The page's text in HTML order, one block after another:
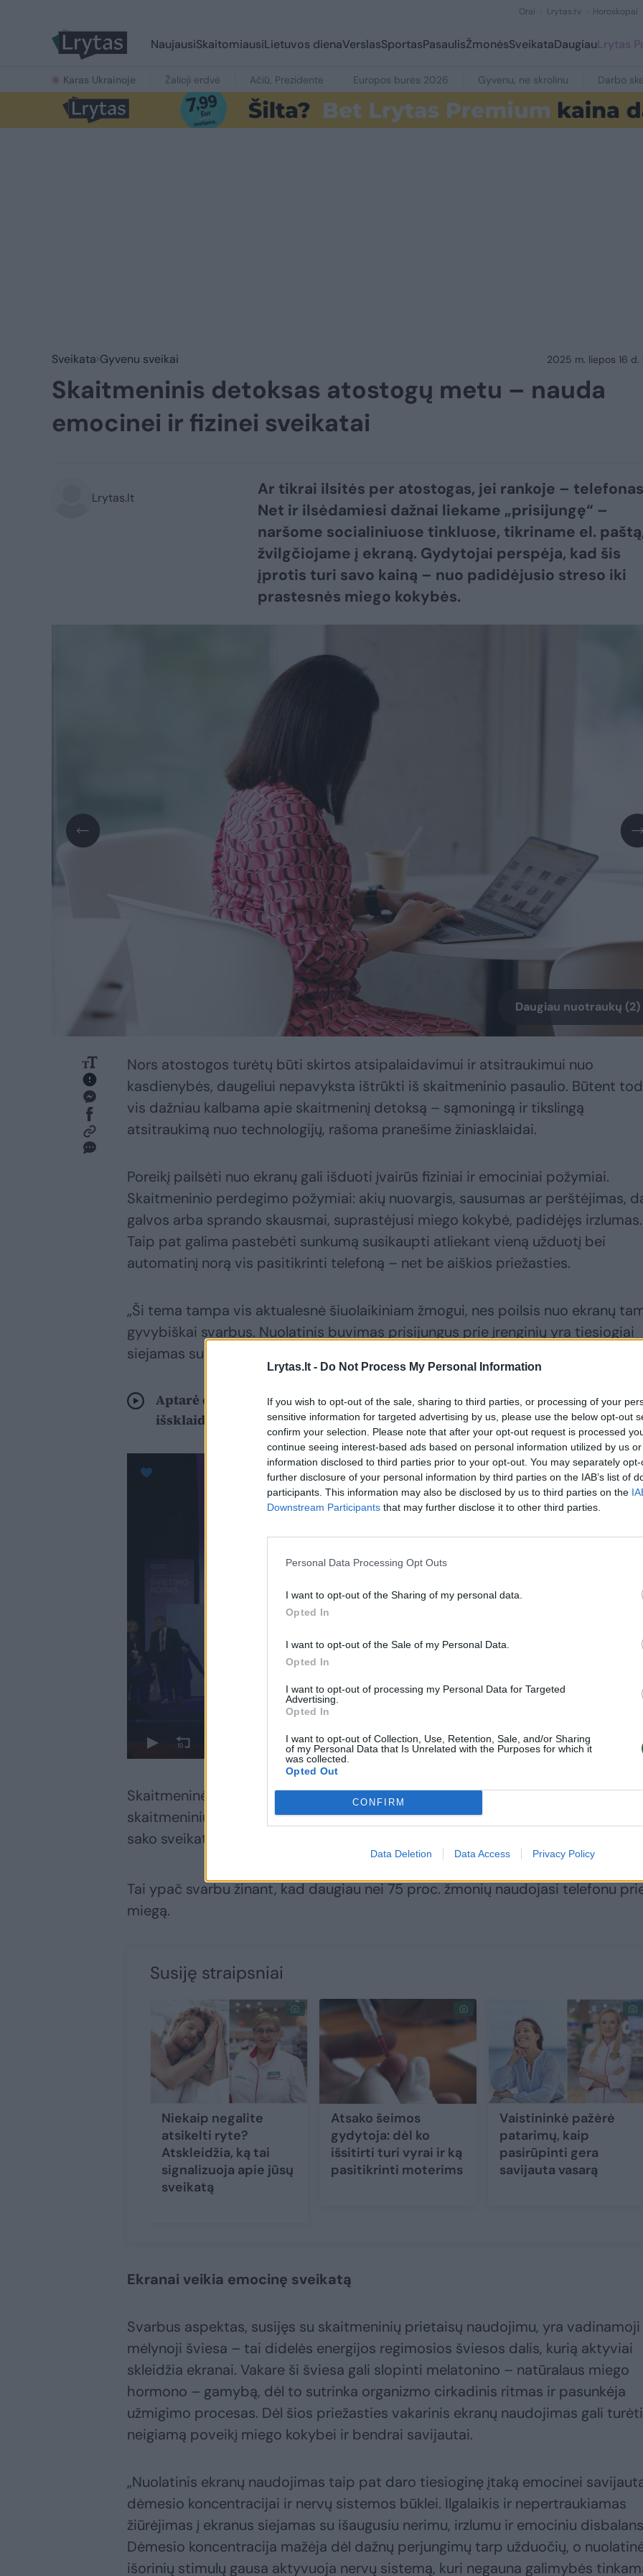
Lrytas.lt - Do Not Process My Personal Information
If you wish to opt-out of the sale, sharing to third parties, or processing of your
sensitive information for targeted advertising by us, please use the below opt-out
confirm your selection. Please note that after your opt-out request is processed
continue seeing interest-based ads based on personal information utilized by us
information disclosed to third parties prior to your opt-out. You may separately
further disclosure of your personal information by third parties on the IAB’s list of
participants. This information may also be disclosed by us to third parties on the
Downstream Participants that may further disclose it to other third parties.
Personal Data Processing Opt Outs
I want to opt-out of the Sharing of my personal data.
Opted In
I want to opt-out of the Sale of my Personal Data.
Opted In
I want to opt-out of processing my Personal Data for Targeted
Advertising.
Opted In
I want to opt-out of Collection, Use, Retention, Sale, and/or Sharing
of my Personal Data that Is Unrelated with the Purposes for which it
was collected.
Opted Out
CONFIRM
Data Deletion Data Access Privacy Policy
Orai Lrytas.tv Horoskopai
NaujausiSkaitomiausiLietuvos dienaVerslasSportasPasaulisŽmonėsSveikataDaugiauLrytas
Karas Ukrainoje Žalioji erdvė Ačiū, Prezidente Europos burės 2026 Gyvenu, ne skrolinu Darbo
Sveikata Gyvenu sveikai 2025 m. liepos 16 d.
Skaitmeninis detoksas atostogų metu – nauda
emocinei ir fizinei sveikatai
Lrytas.lt
Ar tikrai ilsitės per atostogas, jei rankoje –
Net ir ilsėdamiesi dažnai liekame „prisijungę“ –
naršome socialiniuose tinkluose, tikriname el.
žvilgčiojame į ekraną. Gydytojai perspėja, kad šis
įprotis turi savo kainą – nuo padidėjusio streso iki
prastesnės miego kokybės.
Daugiau nuotraukų (2)
Nors atostogos turėtų būti skirtos atsipalaidavimui ir atsitraukimui nuo
kasdienybės, daugeliui nepavyksta ištrūkti iš skaitmeninio pasaulio. Būtent
vis dažniau kalbama apie skaitmeninį detoksą – sąmoningą ir tikslingą
atsitraukimą nuo technologijų, rašoma pranešime žiniasklaidai.
Poreikį pailsėti nuo ekranų gali išduoti įvairūs fiziniai ir emociniai požymiai.
Skaitmeninio perdegimo požymiai: akių nuovargis, sausumas ar perštėjimas,
galvos arba sprando skausmai, suprastėjusi miego kokybė, padidėjęs irzlumas.
Taip pat galima pastebėti sunkumą susikaupti atliekant vieną užduotį bei
automatinį norą vis pasitikrinti telefoną – net be aiškios priežasties.
„Ši tema tampa vis aktualesnė šiuolaikiniam žmogui, nes poilsis nuo ekranų
gyvybiškai svarbus. Nuolatinis buvimas prisijungus prie įrenginių yra tiesiogiai
siejamas su padidėjusiu stresu, nerimu ir prastesne miego kokybe.
Aptarė emocinio intelekto ugdymą ir saugumą: neužtikrintumą galima
išsklaidyti veikiant
Skaitmeninės higienos įpročiai padeda atkurti psichologinę pusiausvyrą
skaitmeninių dirgiklių perpildytame pasaulyje, taip saugant emocinę gerovę”, –
sako sveikatos sprendimų centro „Antėja“ neurologė Indrė Jasienė.
Tai ypač svarbu žinant, kad daugiau nei 75 proc. žmonių naudojasi telefonu
miegą.
Susiję straipsniai
Niekaip negalite
atsikelti ryte?
Atskleidžia, ką tai
signalizuoja apie jūsų
sveikatą
Atsako šeimos
gydytoja: dėl ko
išsitirti turi vyrai ir ką
pasitikrinti moterims
Vaistininkė pažėrė
patarimų, kaip
pasirūpinti gera
savijauta vasarą
Ekranai veikia emocinę sveikatą
Svarbus aspektas, susijęs su skaitmeninių prietaisų naudojimu, yra vadinamoji
mėlynoji šviesa – tai didelės energijos regimosios šviesos dalis, kurią aktyviai
skleidžia ekranai. Vakare ši šviesa gali slopinti melatonino – natūralaus miego
hormono – gamybą, dėl to sutrinka organizmo cirkadinis ritmas ir pasunkėja
užmigimo procesas. Dėl šios priežasties vakarinis ekranų naudojimas gali turėti
neigiamą poveikį miego kokybei ir bendrai savijautai.
„Nuolatinis ekranų naudojimas taip pat daro tiesioginę įtaką emocinei
dėmesio koncentracijai ir nervų sistemos būklei. Ilgalaikis ir nepertraukiamas
žiūrėjimas į ekranus siejamas su išaugusiu nerimu, irzlumu ir emociniu
Dėmesio koncentracija mažėja dėl dažnų perjungimų tarp užduočių, o
išorinių stimulų gausa aktyvuoja nervų sistemą, kuri negauna galimybės